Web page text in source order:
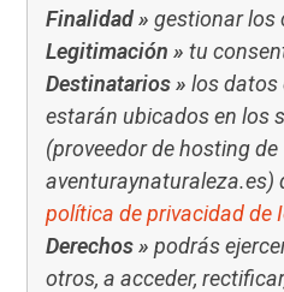
Finalidad » gestionar los
Legitimación » tu
Destinatarios » los datos
estarán ubicados en los
(proveedor de hosting de
aventuraynaturaleza.es)
política de privacidad de
Derechos » podrás
otros, a acceder,